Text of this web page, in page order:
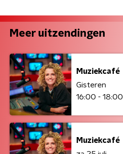
Meer uitzendingen
Muziekcafé
Gisteren
16:00 - 18:00
Muziekcafé